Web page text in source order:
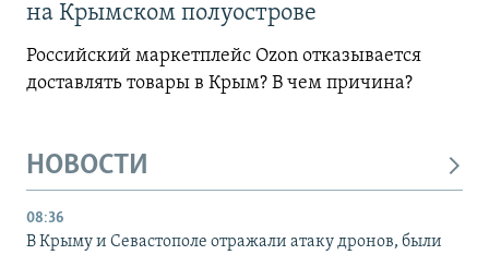
на Крымском полуострове
Российский маркетплейс Ozon отказывается
доставлять товары в Крым? В чем причина?
НОВОСТИ
08:36
В Крыму и Севастополе отражали атаку дронов, были